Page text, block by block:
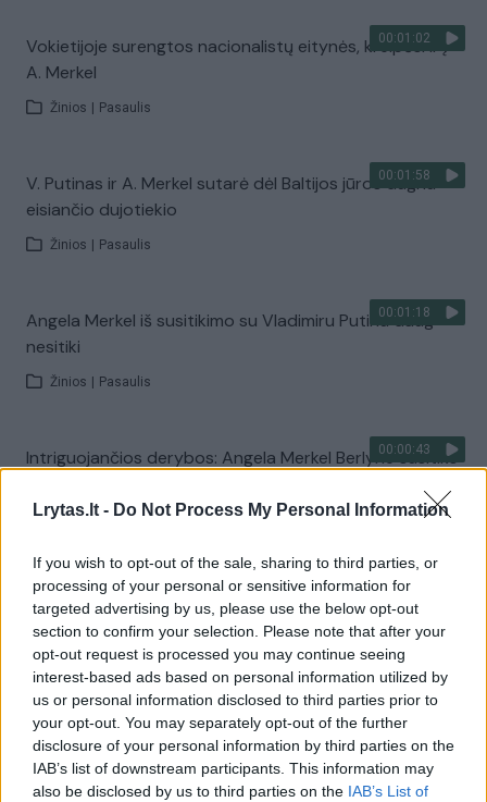
Lrytas.lt - Do Not Process My Personal Information
If you wish to opt-out of the sale, sharing to third parties, or
processing of your personal or sensitive information for
targeted advertising by us, please use the below opt-out
section to confirm your selection. Please note that after your
opt-out request is processed you may continue seeing
interest-based ads based on personal information utilized by
us or personal information disclosed to third parties prior to
your opt-out. You may separately opt-out of the further
disclosure of your personal information by third parties on the
IAB’s list of downstream participants. This information may
also be disclosed by us to third parties on the IAB’s List of
00:01:02
Vokietijoje surengtos nacionalistų eitynės, kreipėsi ir į
A. Merkel
Žinios Pasaulis
00:01:58
V. Putinas ir A. Merkel sutarė dėl Baltijos jūros dugnu
eisiančio dujotiekio
Žinios Pasaulis
00:01:18
Angela Merkel iš susitikimo su Vladimiru Putinu daug
nesitiki
Žinios Pasaulis
00:00:43
Intriguojančios derybos: Angela Merkel Berlyne susitiks
Žinios | Pasaulis
00:03:21
Donaldas Trumpas įgėlė Europai ir pasakė, kas yra
Rusijos įkaitai
Žinios | Pasaulis
00:01:46
Vokietijos koalicijos partnerių ginčas gali sukelti
Vyriausybės žlugimą
Žinios | Pasaulis